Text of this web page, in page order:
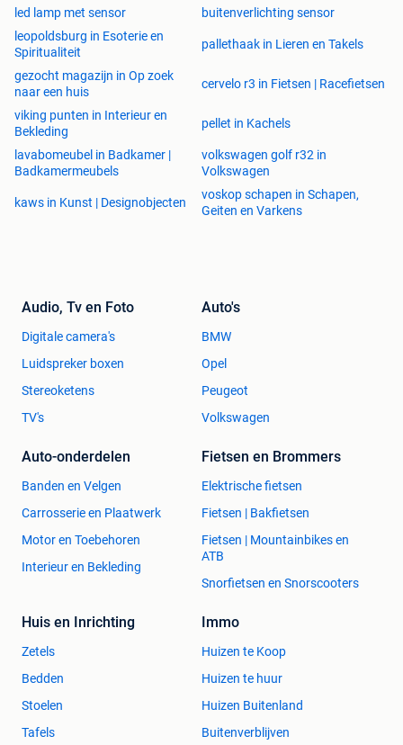
led lamp met sensor
buitenverlichting sensor
leopoldsburg in Esoterie en
Spiritualiteit
pallethaak in Lieren en Takels
gezocht magazijn in Op zoek
naar een huis
cervelo r3 in Fietsen | Racefietsen
viking punten in Interieur en
Bekleding
pellet in Kachels
lavabomeubel in Badkamer |
Badkamermeubels
volkswagen golf r32 in
Volkswagen
kaws in Kunst | Designobjecten
voskop schapen in Schapen,
Geiten en Varkens
Audio, Tv en Foto
Digitale camera's
Luidspreker boxen
Stereoketens
TV's
Auto's
BMW
Opel
Peugeot
Volkswagen
Auto-onderdelen
Banden en Velgen
Carrosserie en Plaatwerk
Motor en Toebehoren
Interieur en Bekleding
Fietsen en Brommers
Elektrische fietsen
Fietsen | Bakfietsen
Fietsen | Mountainbikes en
ATB
Snorfietsen en Snorscooters
Huis en Inrichting
Zetels
Bedden
Stoelen
Tafels
Immo
Huizen te Koop
Huizen te huur
Huizen Buitenland
Buitenverblijven